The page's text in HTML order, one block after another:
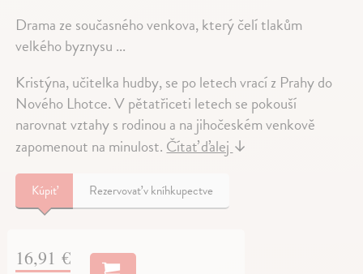
Drama ze současného venkova, který čelí tlakům
velkého byznysu ...
Kristýna, učitelka hudby, se po letech vrací z Prahy do
Nového Lhotce. V pětatřiceti letech se pokouší
narovnat vztahy s rodinou a na jihočeském venkově
zapomenout na minulost.Čítať ďalej↓
Kúpiť Rezervovať v kníhkupectve
16,91 €